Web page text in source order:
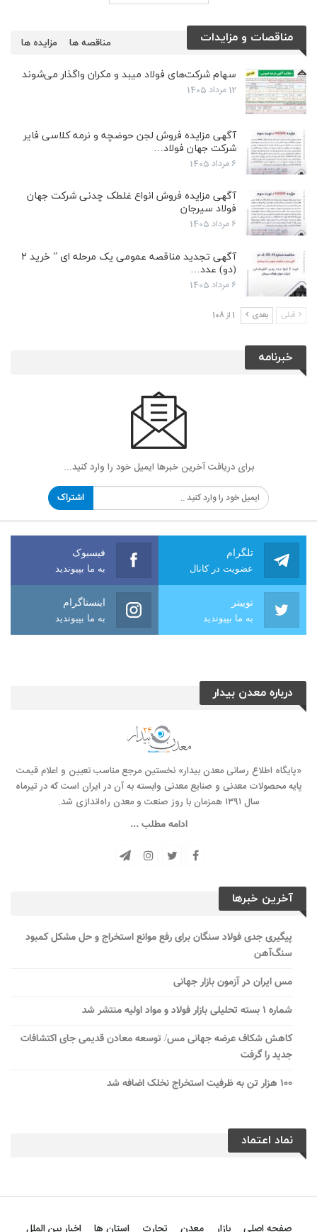
مناقصات و مزایدات مزایده ها مناقصه ها
سهام شرکت‌های فولاد میبد و مکران واگذار می‌شوند
12 مرداد 1405
آگهی مزایده فروش لجن حوضچه و نرمه کلاسی فایر
شرکت جهان فولاد…
6 مرداد 1405
آگهی مزایده فروش انواع غلطک چدنی شرکت جهان
فولاد سیرجان
6 مرداد 1405
آگهی تجدید مناقصه عمومی یک مرحله ای ” خرید ۲
(دو) عدد…
6 مرداد 1405
قبلی بعدی 1 از 108
خبرنامه
برای دریافت آخرین خبرها ایمیل خود را وارد کنید...
اشتراک
تلگرام
عضویت در کانال
فیسبوک
به ما بپیوندید
توییتر
به ما بپیوندید
اینستاگرام
به ما بپیوندید
درباره معدن بیدار
«پایگاه اطلاع رسانی معدن بیدار» نخستین مرجع مناسب تعیین و اعلام قیمت
پایه محصولات معدنی و صنایع معدنی وابسته به آن در ایران است که در تیرماه
سال ۱۳۹۱ همزمان با روز صنعت و معدن راه‌‌اندازی شد.
ادامه مطلب ...
آخرین خبرها
پیگیری جدی فولاد سنگان برای رفع موانع استخراج و حل مشکل کمبود
سنگ‌آهن
مس ایران در آزمون بازار جهانی
شماره ۱ بسته تحلیلی بازار فولاد و مواد اولیه منتشر شد
کاهش شکاف عرضه جهانی مس/ توسعه معادن قدیمی جای اکتشافات
جدید را گرفت
۱۰۰ هزار تن به ظرفیت استخراج نخلک اضافه شد
نماد اعتماد